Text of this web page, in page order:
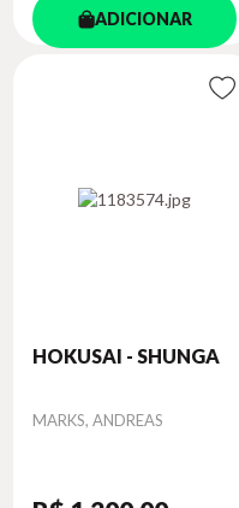
ADICIONAR
HOKUSAI - SHUNGA
Autor
MARKS, ANDREAS